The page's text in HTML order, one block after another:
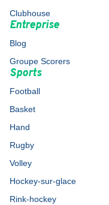
Clubhouse
Entreprise
Blog
Groupe Scorers
Sports
Football
Basket
Hand
Rugby
Volley
Hockey-sur-glace
Rink-hockey